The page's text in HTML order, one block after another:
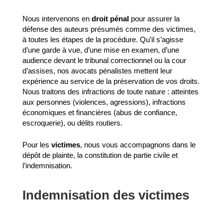
Nous intervenons en droit pénalpour assurer la
défense des auteurs présumés comme des victimes,
à toutes les étapes de la procédure. Qu’il s’agisse
d’une garde à vue, d’une mise en examen, d’une
audience devant le tribunal correctionnel ou la cour
d’assises, nos avocats pénalistes mettent leur
expérience au service de la préservation de vos droits.
Nous traitons des infractions de toute nature : atteintes
aux personnes (violences, agressions), infractions
économiques et financières (abus de confiance,
escroquerie), ou délits routiers.
Pour les victimes, nous vous accompagnons dans le
dépôt de plainte, la constitution de partie civile et
l’indemnisation.
Indemnisation des victimes